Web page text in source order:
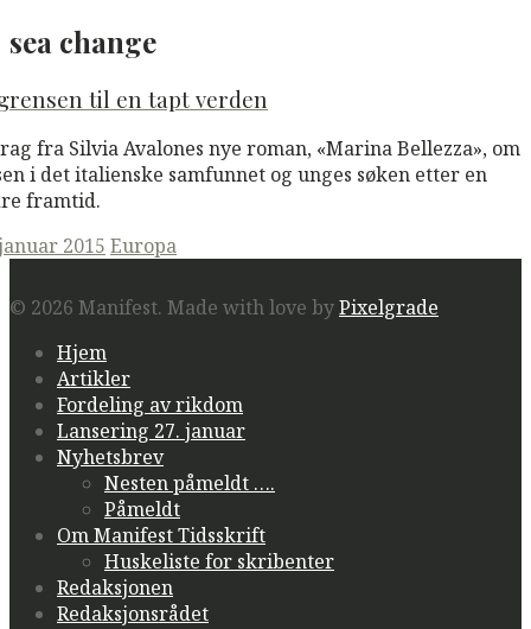
sea change
til en tapt verden
fra Silvia Avalones nye roman, «Marina Bellezza», om
i det italienske samfunnet og unges søken etter en
framtid.
2015 Europa
© 2026 Manifest. Made with love byPixelgrade
Hjem
Artikler
Fordeling av rikdom
Lansering 27. januar
Nyhetsbrev
Nesten påmeldt ….
Påmeldt
Om Manifest Tidsskrift
Huskeliste for skribenter
Redaksjonen
Redaksjonsrådet